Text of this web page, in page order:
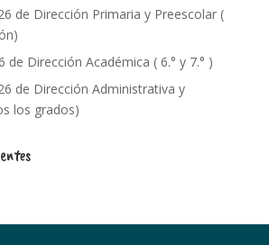
de Dirección Primaria y Preescolar (
de Dirección Académica ( 6.° y 7.° )
de Dirección Administrativa y
los grados)